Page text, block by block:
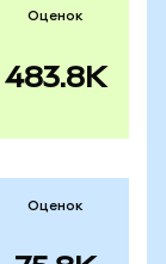
Оценок
483.8K
Оценок